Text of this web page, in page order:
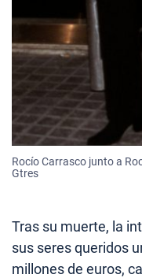
Rocío Carrasco junto a
Gtres
Tras su muerte, la
sus seres queridos
millones de euros,